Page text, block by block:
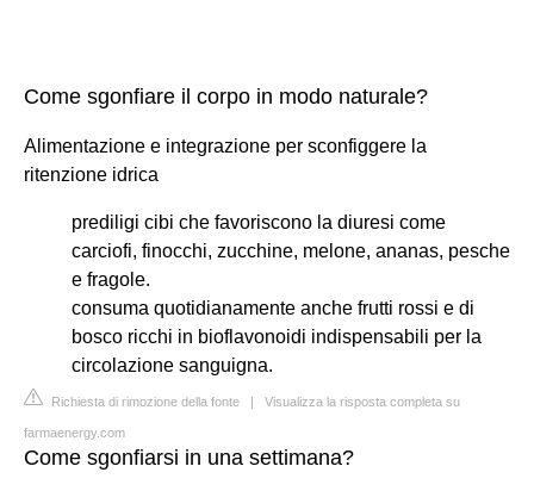
Come sgonfiare il corpo in modo naturale?
Alimentazione e integrazione per sconfiggere la
ritenzione idrica
prediligi cibi che favoriscono la diuresi come
carciofi, finocchi, zucchine, melone, ananas, pesche
e fragole.
consuma quotidianamente anche frutti rossi e di
bosco ricchi in bioflavonoidi indispensabili per la
circolazione sanguigna.
Richiesta di rimozione della fonte | Visualizza la risposta completa su
farmaenergy.com
Come sgonfiarsi in una settimana?